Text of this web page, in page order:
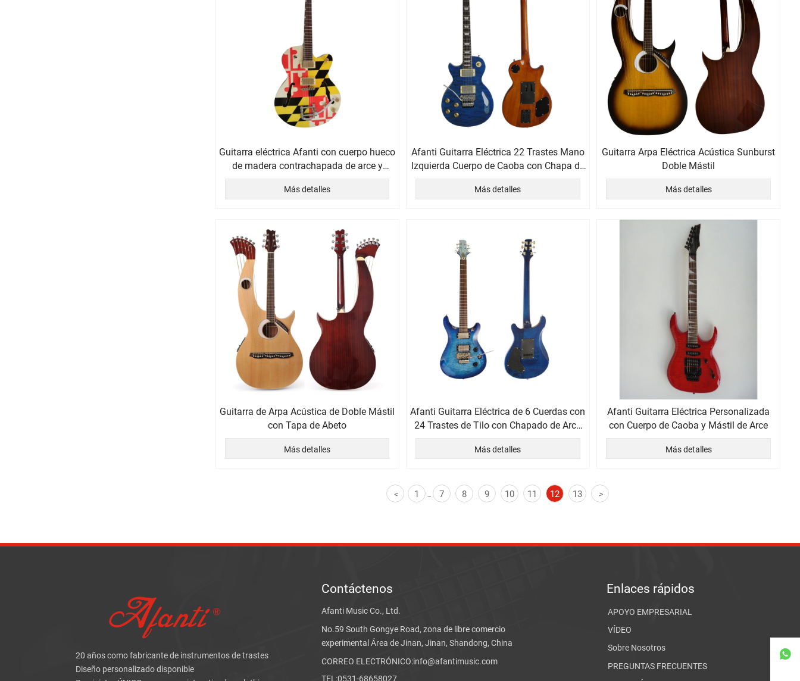
Guitarra eléctrica Afanti con cuerpo hueco
de madera contrachapada de arce y
chapa de arce acolchado
Más detalles
Afanti Guitarra Eléctrica 22 Trastes Mano
Izquierda Cuerpo de Caoba con Chapa de
Arce Acolchado
Más detalles
Guitarra Arpa Eléctrica Acústica Sunburst
Doble Mástil
Más detalles
Guitarra de Arpa Acústica de Doble Mástil
con Tapa de Abeto
Más detalles
Afanti Guitarra Eléctrica de 6 Cuerdas con
24 Trastes de Tilo con Chapado de Arce
Acolchado
Más detalles
Afanti Guitarra Eléctrica Personalizada
con Cuerpo de Caoba y Mástil de Arce
Más detalles
< 1 7 8 9 10 11 12 13 >
20 años como fabricante de instrumentos de trastes
Diseño personalizado disponible
Contáctenos
Afanti Music Co., Ltd.
No.59 South Gongye Road, zona de libre comercio
experimental Área de Jinan, Jinan, Shandong, China
CORREO ELECTRÓNICO:info@afantimusic.com
TEL:0531-68658027
Enlaces rápidos
APOYO EMPRESARIAL
VÍDEO
Sobre Nosotros
PREGUNTAS FRECUENTES
